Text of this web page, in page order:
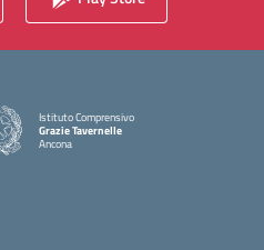
Istituto Comprensivo
Grazie Tavernelle
Ancona